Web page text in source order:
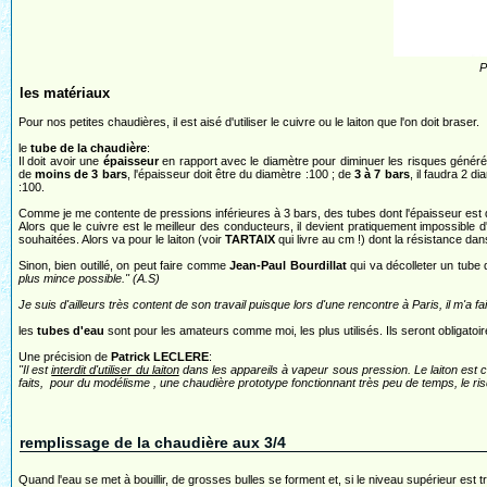
les matériaux
Pour nos petites chaudières, il est aisé d'utiliser le cuivre ou le laiton que l'on doit braser.
le tube de la chaudière:
Il doit avoir une épaisseuren rapport avec le diamètre pour diminuer les risques
demoins de 3 bars, l'épaisseur doit être du diamètre :100 ; de3 à 7 bars, il faudra 2
:100.
Comme je me contente de pressions inférieures à 3 bars, des tubes dont l'épaisseur
Alors que le cuivre est le meilleur des conducteurs, il devient pratiquement impossible
souhaitées. Alors va pour le laiton (voir TARTAIX qui livre au cm !) dont la résistance
Sinon, bien outillé, on peut faire commeJean-Paul Bourdillatqui va décolleter un tube
plus mince possible." (A.S)
Je suis d'ailleurs très content de son travail puisque lors d'une rencontre à Paris, il m'a
les tubes d'eau sont pour les amateurs comme moi, les plus utilisés. Ils seront
Une précision de Patrick LECLERE:
"Il estinterdit d'utiliser du laitondans les appareils à vapeur sous pression. Le laiton est
faits, pour du modélisme , une chaudière prototype fonctionnant très peu de temps, le
remplissage de la chaudière aux 3/4
Quand l'eau se met à bouillir, de grosses bulles se forment et, si le niveau supérieur